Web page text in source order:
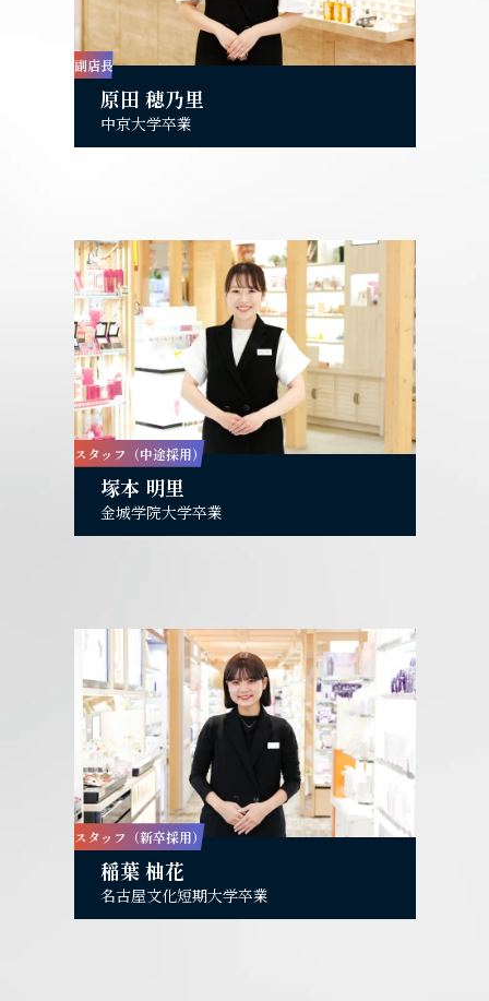
副店長
原田 穂乃里
中京大学卒業
スタッフ（中途採用）
塚本 明里
金城学院大学卒業
スタッフ（新卒採用）
稲葉 柚花
名古屋文化短期大学卒業